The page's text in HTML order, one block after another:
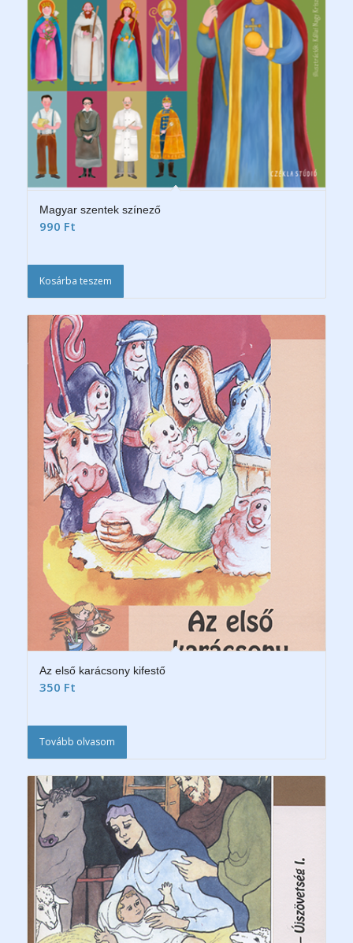
Magyar szentek színező
990 Ft
Kosárba teszem
Az első karácsony kifestő
350 Ft
Tovább olvasom